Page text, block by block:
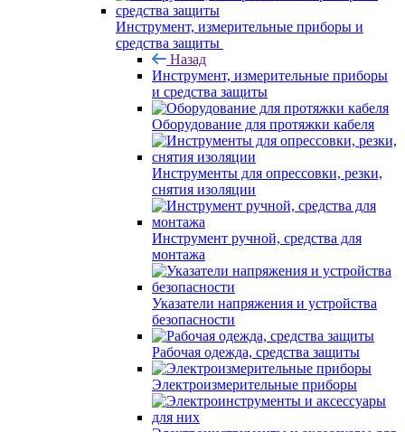
Инструмент, измерительные приборы и
средства защиты
Назад
Инструмент, измерительные приборы
и средства защиты
Оборудование для протяжки кабеля
Инструменты для опрессовки, резки,
снятия изоляции
Инструмент ручной, средства для
монтажа
Указатели напряжения и устройства
безопасности
Рабочая одежда, средства защиты
Электроизмерительные приборы